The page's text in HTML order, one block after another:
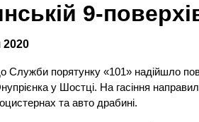
9-
2020
Служби порятунку «101» надійшло
у Шостці. На гасіння
та авто драбині.